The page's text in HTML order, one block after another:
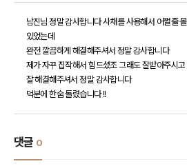
남진님 정말 감사합니다 사채를 사용해서 어쩔줄
있었는데
완전 깔끔하게 해결해주셔서 정말 감사합니다
제가 자꾸 집작해서 힘드셨조 그래도 잘받아주시
잘 해결해주셔서 정말 감사합니다
덕분에 한숨 돌렸습니다 !!
댓글 0